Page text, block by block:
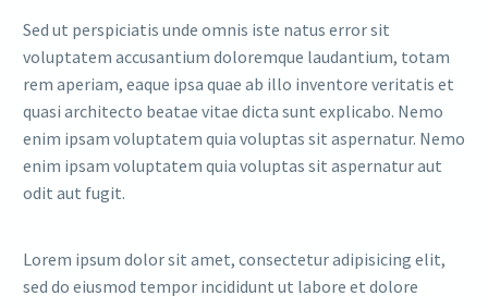
Sed ut perspiciatis unde omnis iste natus error sit
voluptatem accusantium doloremque laudantium, totam
rem aperiam, eaque ipsa quae ab illo inventore veritatis et
quasi architecto beatae vitae dicta sunt explicabo. Nemo
enim ipsam voluptatem quia voluptas sit aspernatur. Nemo
enim ipsam voluptatem quia voluptas sit aspernatur aut
odit aut fugit.
Lorem ipsum dolor sit amet, consectetur adipisicing elit,
sed do eiusmod tempor incididunt ut labore et dolore